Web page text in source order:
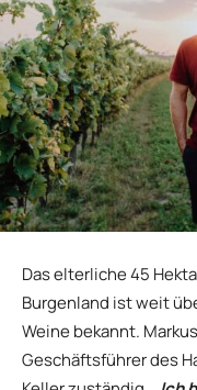
Das elterliche 45
Burgenland ist weit
Weine bekannt.
Geschäftsführer des